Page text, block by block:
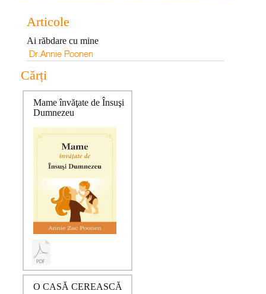
Articole
Ai răbdare cu mine
Dr.Annie Poonen
Cărți
Mame învăţate de Însuşi
Dumnezeu
O CASĂ CEREASCĂ